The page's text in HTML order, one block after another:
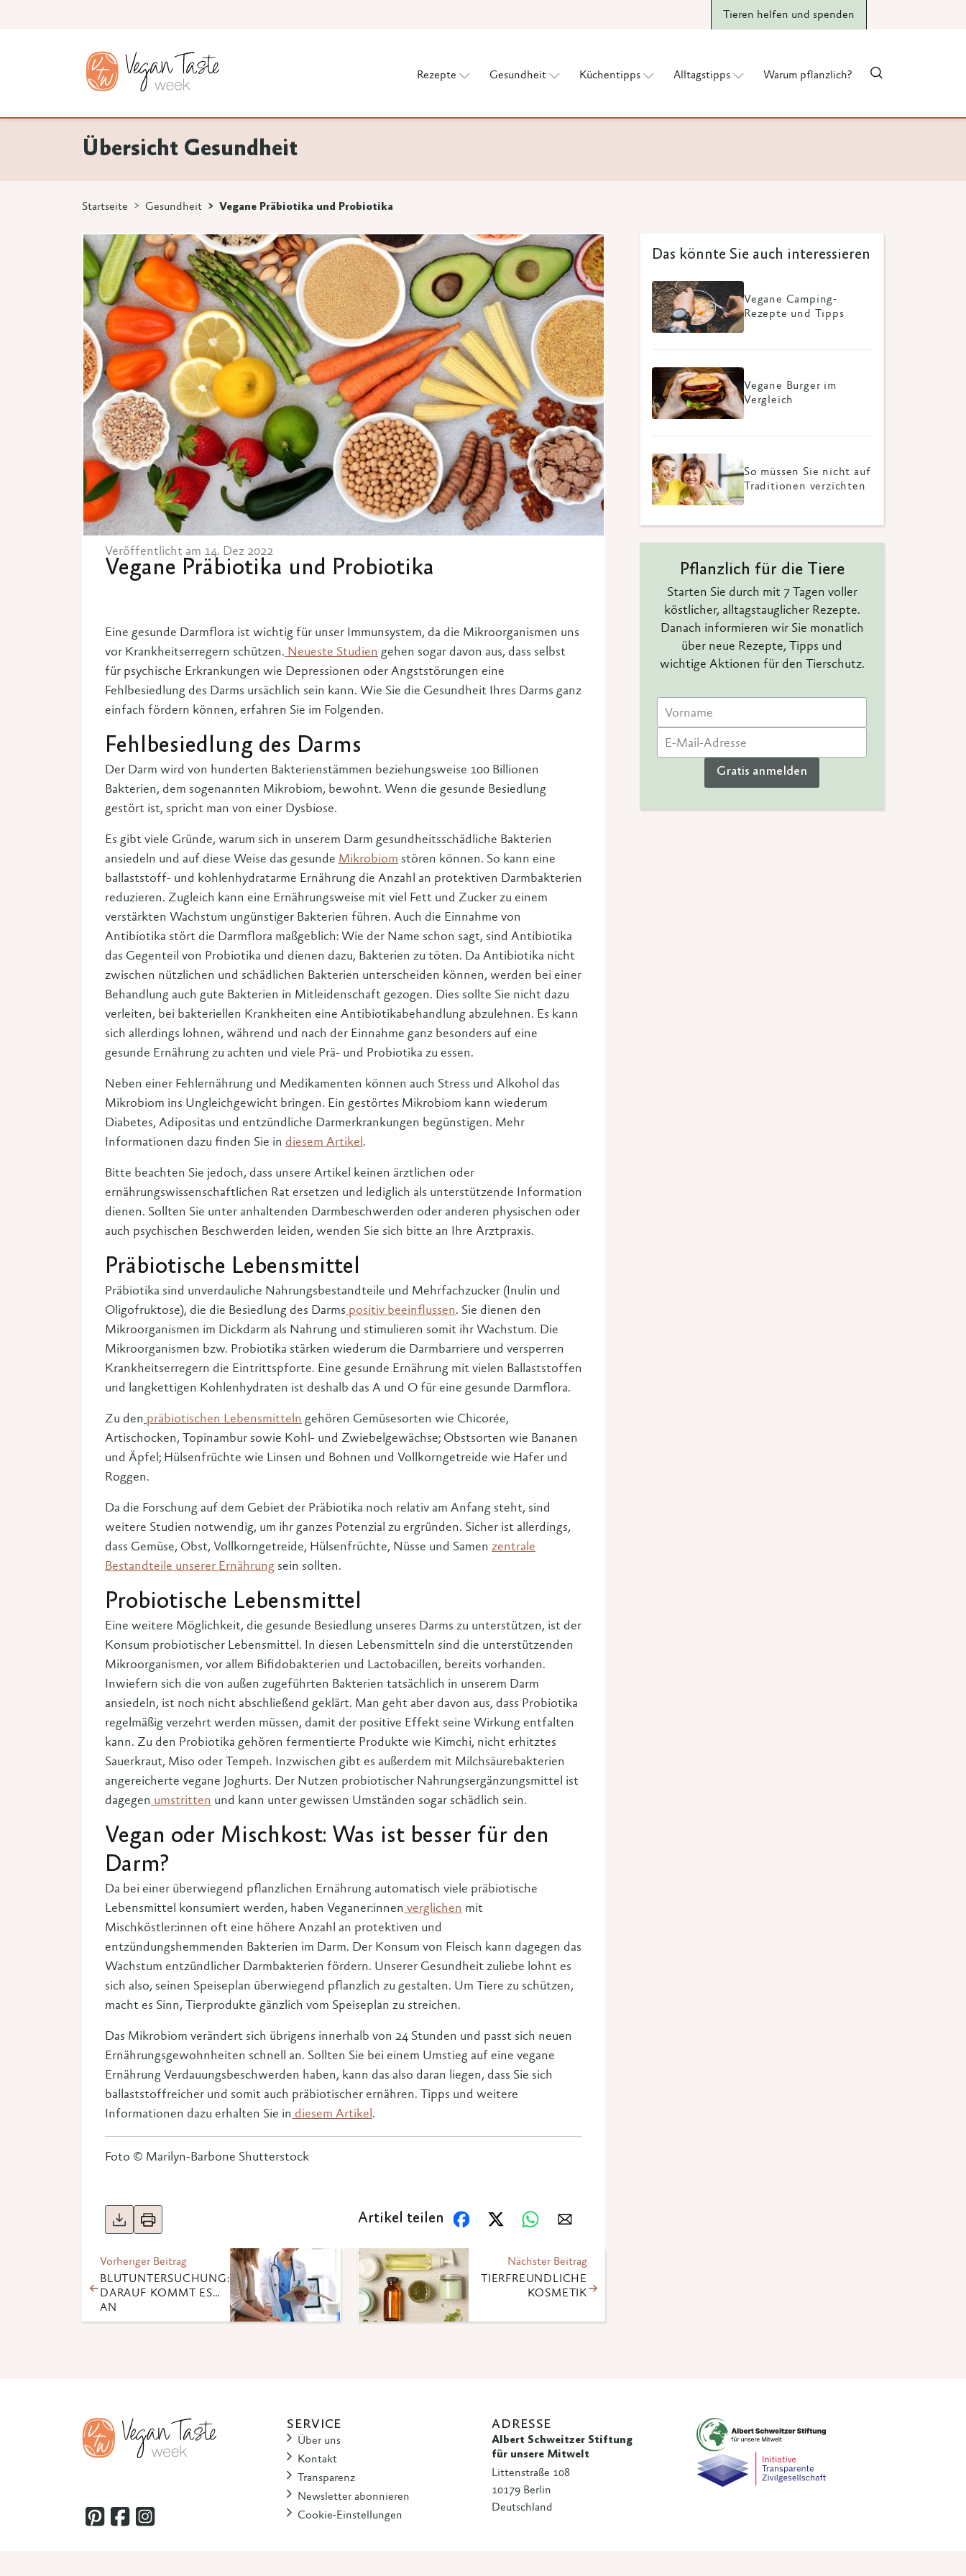
Tieren helfen und spenden
Rezepte Gesundheit Küchentipps Alltagstipps Warum pflanzlich?
Übersicht Gesundheit
Startseite Gesundheit Vegane Präbiotika und Probiotika
Veröffentlicht am 14. Dez 2022
Vegane Präbiotika und Probiotika
Eine gesunde Darmflora ist wichtig für unser Immunsystem, da die Mikroorganismen uns
vor Krankheitserregern schützen. Neueste Studien gehen sogar davon aus, dass selbst
für psychische Erkrankungen wie Depressionen oder Angststörungen eine
Fehlbesiedlung des Darms ursächlich sein kann. Wie Sie die Gesundheit Ihres Darms ganz
einfach fördern können, erfahren Sie im Folgenden.
Fehlbesiedlung des Darms
Der Darm wird von hunderten Bakterienstämmen beziehungsweise 100 Billionen
Bakterien, dem sogenannten Mikrobiom, bewohnt. Wenn die gesunde Besiedlung
gestört ist, spricht man von einer Dysbiose.
Es gibt viele Gründe, warum sich in unserem Darm gesundheitsschädliche Bakterien
ansiedeln und auf diese Weise das gesunde Mikrobiom stören können. So kann eine
ballaststoff- und kohlenhydratarme Ernährung die Anzahl an protektiven Darmbakterien
reduzieren. Zugleich kann eine Ernährungsweise mit viel Fett und Zucker zu einem
verstärkten Wachstum ungünstiger Bakterien führen. Auch die Einnahme von
Antibiotika stört die Darmflora maßgeblich: Wie der Name schon sagt, sind Antibiotika
das Gegenteil von Probiotika und dienen dazu, Bakterien zu töten. Da Antibiotika nicht
zwischen nützlichen und schädlichen Bakterien unterscheiden können, werden bei einer
Behandlung auch gute Bakterien in Mitleidenschaft gezogen. Dies sollte Sie nicht dazu
verleiten, bei bakteriellen Krankheiten eine Antibiotikabehandlung abzulehnen. Es kann
sich allerdings lohnen, während und nach der Einnahme ganz besonders auf eine
gesunde Ernährung zu achten und viele Prä- und Probiotika zu essen.
Neben einer Fehlernährung und Medikamenten können auch Stress und Alkohol das
Mikrobiom ins Ungleichgewicht bringen. Ein gestörtes Mikrobiom kann wiederum
Diabetes, Adipositas und entzündliche Darmerkrankungen begünstigen. Mehr
Informationen dazu finden Sie in diesem Artikel.
Bitte beachten Sie jedoch, dass unsere Artikel keinen ärztlichen oder
ernährungswissenschaftlichen Rat ersetzen und lediglich als unterstützende Information
dienen. Sollten Sie unter anhaltenden Darmbeschwerden oder anderen physischen oder
auch psychischen Beschwerden leiden, wenden Sie sich bitte an Ihre Arztpraxis.
Präbiotische Lebensmittel
Präbiotika sind unverdauliche Nahrungsbestandteile und Mehrfachzucker (Inulin und
Oligofruktose), die die Besiedlung des Darms positiv beeinflussen. Sie dienen den
Mikroorganismen im Dickdarm als Nahrung und stimulieren somit ihr Wachstum. Die
Mikroorganismen bzw. Probiotika stärken wiederum die Darmbarriere und versperren
Krankheitserregern die Eintrittspforte. Eine gesunde Ernährung mit vielen Ballaststoffen
und langkettigen Kohlenhydraten ist deshalb das A und O für eine gesunde Darmflora.
Zu den präbiotischen Lebensmitteln gehören Gemüsesorten wie Chicorée,
Artischocken, Topinambur sowie Kohl- und Zwiebelgewächse; Obstsorten wie Bananen
und Äpfel; Hülsenfrüchte wie Linsen und Bohnen und Vollkorngetreide wie Hafer und
Roggen.
Da die Forschung auf dem Gebiet der Präbiotika noch relativ am Anfang steht, sind
weitere Studien notwendig, um ihr ganzes Potenzial zu ergründen. Sicher ist allerdings,
dass Gemüse, Obst, Vollkorngetreide, Hülsenfrüchte, Nüsse und Samen zentrale
Bestandteile unserer Ernährung sein sollten.
Probiotische Lebensmittel
Eine weitere Möglichkeit, die gesunde Besiedlung unseres Darms zu unterstützen, ist der
Konsum probiotischer Lebensmittel. In diesen Lebensmitteln sind die unterstützenden
Mikroorganismen, vor allem Bifidobakterien und Lactobacillen, bereits vorhanden.
Inwiefern sich die von außen zugeführten Bakterien tatsächlich in unserem Darm
ansiedeln, ist noch nicht abschließend geklärt. Man geht aber davon aus, dass Probiotika
regelmäßig verzehrt werden müssen, damit der positive Effekt seine Wirkung entfalten
kann. Zu den Probiotika gehören fermentierte Produkte wie Kimchi, nicht erhitztes
Sauerkraut, Miso oder Tempeh. Inzwischen gibt es außerdem mit Milchsäurebakterien
angereicherte vegane Joghurts. Der Nutzen probiotischer Nahrungsergänzungsmittel ist
dagegen umstritten und kann unter gewissen Umständen sogar schädlich sein.
Vegan oder Mischkost: Was ist besser für den
Darm?
Da bei einer überwiegend pflanzlichen Ernährung automatisch viele präbiotische
Lebensmittel konsumiert werden, haben Veganer:innen verglichen mit
Mischköstler:innen oft eine höhere Anzahl an protektiven und
entzündungshemmenden Bakterien im Darm. Der Konsum von Fleisch kann dagegen das
Wachstum entzündlicher Darmbakterien fördern. Unserer Gesundheit zuliebe lohnt es
sich also, seinen Speiseplan überwiegend pflanzlich zu gestalten. Um Tiere zu schützen,
macht es Sinn, Tierprodukte gänzlich vom Speiseplan zu streichen.
Das Mikrobiom verändert sich übrigens innerhalb von 24 Stunden und passt sich neuen
Ernährungsgewohnheiten schnell an. Sollten Sie bei einem Umstieg auf eine vegane
Ernährung Verdauungsbeschwerden haben, kann das also daran liegen, dass Sie sich
ballaststoffreicher und somit auch präbiotischer ernähren. Tipps und weitere
Informationen dazu erhalten Sie in diesem Artikel.
Foto © Marilyn-Barbone Shutterstock
Artikel teilen
Vorheriger Beitrag
BLUTUNTERSUCHUNG:
DARAUF KOMMT ES
AN
Nächster Beitrag
TIERFREUNDLICHE
KOSMETIK
Das könnte Sie auch interessieren
Vegane Camping-
Rezepte und Tipps
Vegane Burger im
Vergleich
So müssen Sie nicht auf
Traditionen verzichten
Pflanzlich für die Tiere
Starten Sie durch mit 7 Tagen voller
köstlicher, alltagstauglicher Rezepte.
Danach informieren wir Sie monatlich
über neue Rezepte, Tipps und
wichtige Aktionen für den Tierschutz.
Gratis anmelden
SERVICE
Über uns
Kontakt
Transparenz
Newsletter abonnieren
Cookie-Einstellungen
ADRESSE
Albert Schweitzer Stiftung
für unsere Mitwelt
Littenstraße 108
10179 Berlin
Deutschland